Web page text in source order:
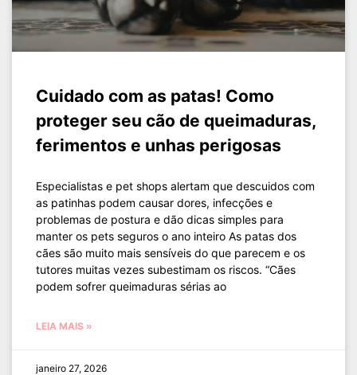
Cuidado com as patas! Como
proteger seu cão de queimaduras,
ferimentos e unhas perigosas
Especialistas e pet shops alertam que descuidos com
as patinhas podem causar dores, infecções e
problemas de postura e dão dicas simples para
manter os pets seguros o ano inteiro As patas dos
cães são muito mais sensíveis do que parecem e os
tutores muitas vezes subestimam os riscos. “Cães
podem sofrer queimaduras sérias ao
LEIA MAIS »
janeiro 27, 2026